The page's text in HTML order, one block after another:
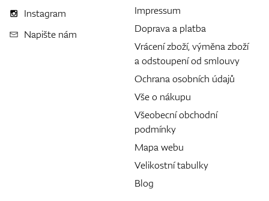
Instagram
Napište nám
Impressum
Doprava a platba
Vrácení zboží, výměna zboží
a odstoupení od smlouvy
Ochrana osobních údajů
Vše o nákupu
Všeobecní obchodní
podmínky
Mapa webu
Velikostní tabulky
Blog